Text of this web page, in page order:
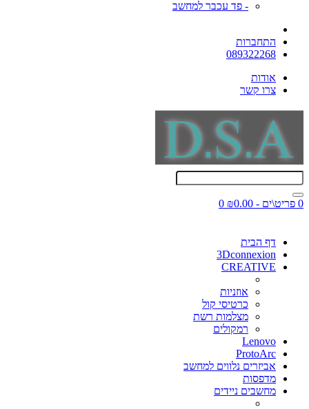
- פד עכבר למחשב
התחברות
089322268
אודות
צרו קשר
0 פריט\ים - ₪0.00 0
דף הבית
3Dconnexion
CREATIVE
אוזניות
כרטיסי קול
מצלמות רשת
רמקולים
Lenovo
ProtoArc
אביזרים נלווים למחשב
מדפסות
מחשבים ניידים